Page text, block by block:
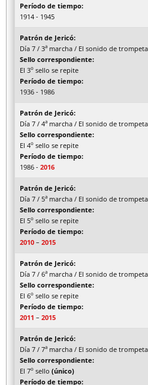
Período de tiempo:
1914 - 1945
Patrón de Jericó:
Día 7 / 3a marcha / El sonido de
Sello correspondiente:
El 3o sello se repite
Período de tiempo:
1936 - 1986
Patrón de Jericó:
Día 7 / 4a marcha / El sonido de
Sello correspondiente:
El 4o sello se repite
Período de tiempo:
1986 - 2016
Patrón de Jericó:
Día 7 / 5a marcha / El sonido de
Sello correspondiente:
El 5o sello se repite
Período de tiempo:
2010 – 2015
Patrón de Jericó:
Día 7 / 6a marcha / El sonido de
Sello correspondiente:
El 6o sello se repite
Período de tiempo:
2011 – 2015
Patrón de Jericó:
Día 7 / 7a marcha / El sonido de
Sello correspondiente:
El 7o sello (único)
Período de tiempo: